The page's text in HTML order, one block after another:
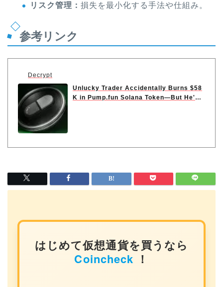
リスク管理： 損失を最小化する手法や仕組み。
参考リンク
Decrypt
Unlucky Trader Accidentally Burns $58
K in Pump.fun Solana Token—But He's
はじめて仮想通貨を買うなら
Coincheck ！